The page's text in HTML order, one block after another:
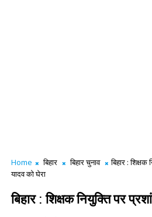
Home बिहार बिहार चुनाव
बिहार :
यादव को घेरा
बिहार : शिक्षक नियुक्ति पर